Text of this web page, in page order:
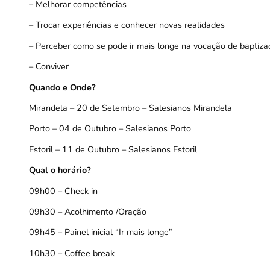
– Melhorar competências
– Trocar experiências e conhecer novas realidades
– Perceber como se pode ir mais longe na vocação de
– Conviver
Quando e Onde?
Mirandela – 20 de Setembro – Salesianos Mirandela
Porto – 04 de Outubro – Salesianos Porto
Estoril – 11 de Outubro – Salesianos Estoril
Qual o horário?
09h00 – Check in
09h30 – Acolhimento /Oração
09h45 – Painel inicial “Ir mais longe”
10h30 – Coffee break